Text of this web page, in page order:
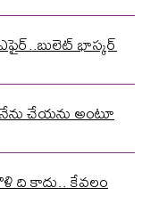
భాస్కర్
చేయను అంటూ
ది కాదు.. కేవలం